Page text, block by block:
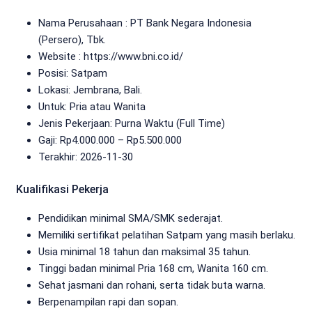
Nama Perusahaan : PT Bank Negara Indonesia
(Persero), Tbk.
Website : https://www.bni.co.id/
Posisi: Satpam
Lokasi: Jembrana, Bali.
Untuk: Pria atau Wanita
Jenis Pekerjaan: Purna Waktu (Full Time)
Gaji: Rp4.000.000 – Rp5.500.000
Terakhir: 2026-11-30
Kualifikasi Pekerja
Pendidikan minimal SMA/SMK sederajat.
Memiliki sertifikat pelatihan Satpam yang masih berlaku.
Usia minimal 18 tahun dan maksimal 35 tahun.
Tinggi badan minimal Pria 168 cm, Wanita 160 cm.
Sehat jasmani dan rohani, serta tidak buta warna.
Berpenampilan rapi dan sopan.